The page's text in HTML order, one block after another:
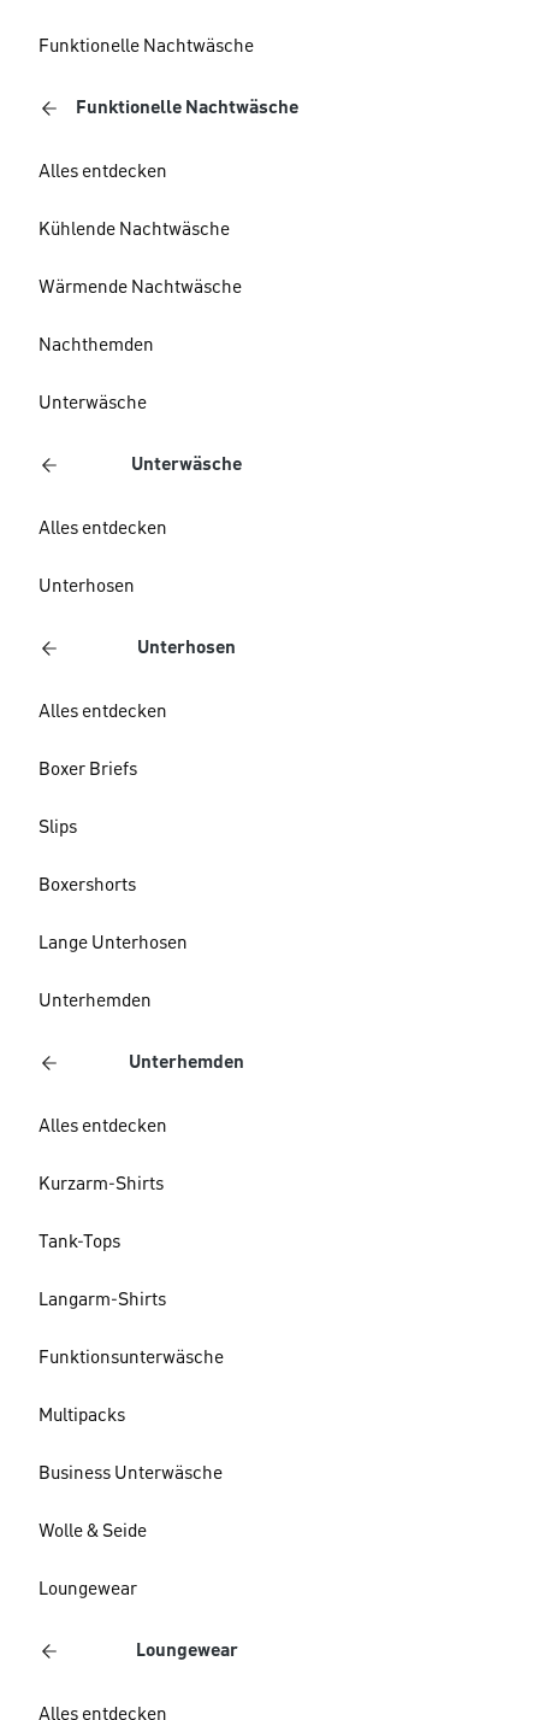
Funktionelle Nachtwäsche
Funktionelle Nachtwäsche
Alles entdecken
Kühlende Nachtwäsche
Wärmende Nachtwäsche
Nachthemden
Unterwäsche
Unterwäsche
Alles entdecken
Unterhosen
Unterhosen
Alles entdecken
Boxer Briefs
Slips
Boxershorts
Lange Unterhosen
Unterhemden
Unterhemden
Alles entdecken
Kurzarm-Shirts
Tank-Tops
Langarm-Shirts
Funktionsunterwäsche
Multipacks
Business Unterwäsche
Wolle & Seide
Loungewear
Loungewear
Alles entdecken